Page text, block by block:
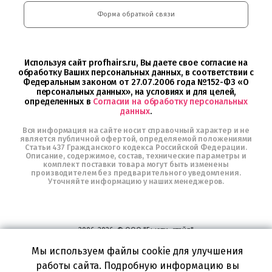
и
Интернет-
Форма обратной связи
Используя сайт profhairs.ru, Вы даете свое согласие на
обработку Ваших персональных данных, в соответствии с
Федеральным законом от 27.07.2006 года №152-ФЗ «О
персональных данных», на условиях и для целей,
определенных в Согласии на обработку персональных
данных.
Вся информация на сайте носит справочный характер и не
является публичной офертой, определяемой положениями
Статьи 437 Гражданского кодекса Российской Федерации.
Описание, содержимое, состав, технические параметры и
комплект поставки товара могут быть изменены
производителем без предварительного уведомления.
Уточняйте информацию у наших менеджеров.
2006-2026, © ООО "Бьюти-стайл"
www.profhairs.ru
Широкий выбор инструментов, аксессуаров и принадлежностей для
воплощения
Мы используем файлы cookie для улучшения
работы сайта. Подробную информацию вы